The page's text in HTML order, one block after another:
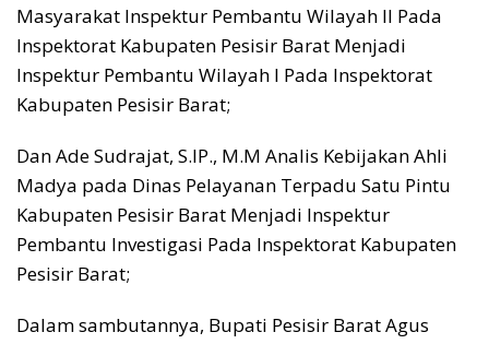
Masyarakat Inspektur Pembantu Wilayah II Pada
Inspektorat Kabupaten Pesisir Barat Menjadi
Inspektur Pembantu Wilayah I Pada Inspektorat
Kabupaten Pesisir Barat;
Dan Ade Sudrajat, S.IP., M.M Analis Kebijakan Ahli
Madya pada Dinas Pelayanan Terpadu Satu Pintu
Kabupaten Pesisir Barat Menjadi Inspektur
Pembantu Investigasi Pada Inspektorat Kabupaten
Pesisir Barat;
Dalam sambutannya, Bupati Pesisir Barat Agus